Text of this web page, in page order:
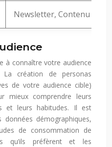
Newsletter, Contenu
à connaître votre audience
création de personas
de votre audience cible)
mieux comprendre leurs
et leurs habitudes. Il est
démographiques,
de consommation de
qu’ils préfèrent et les